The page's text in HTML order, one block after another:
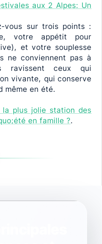
aux 2 Alpes: Un
vous sur trois points :
votre appétit pour
et votre souplesse
ne conviennent pas à
ravissent ceux qui
vivante, qui conserve
même en été.
la plus jolie station des
en famille ?.